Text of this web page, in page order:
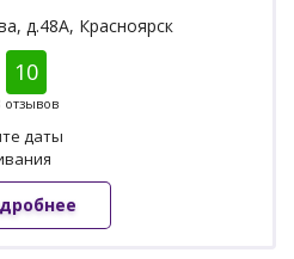
д.48А, Красноярск
10
отзывов
даты